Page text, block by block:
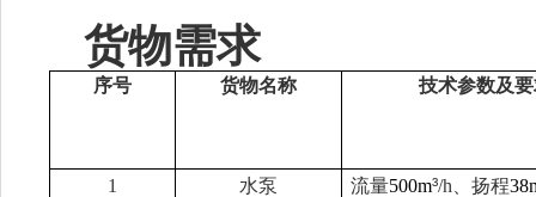
货物需求
序号 货物名称 技术参数及
1 水泵 流量500m³/h 、扬程